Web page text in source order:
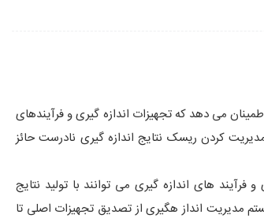
می دهد کهتجهیزات اندازه گیری و فرآیندهای
کردن ریسک نتایج اندازه گیری نادرست حائز
های اندازه گیری می توانند با تولید نتایج
مدیریت انداز هگیری از تصدیق تجهیزات اصلی تا